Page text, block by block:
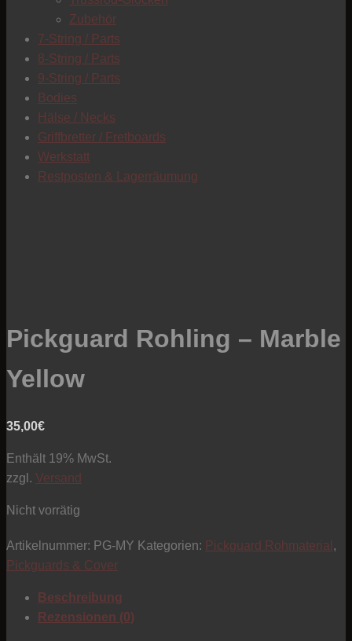
Zubehör
7-String / Parts
8-String / Parts
9-String / Parts
Bodies
Hälse / Necks
Griffbretter / Fretboards
Werkstatt
Restposten & Lagerräumung
Pickguard Rohling – Marble
Yellow
35,00€
Enthält 19% MwSt.
zzgl. Versand
Nicht vorrätig
Artikelnummer: PG-MY Kategorien: Pickguard Rohmaterial ,
Pickguards & Cover
Beschreibung
Rezensionen (0)